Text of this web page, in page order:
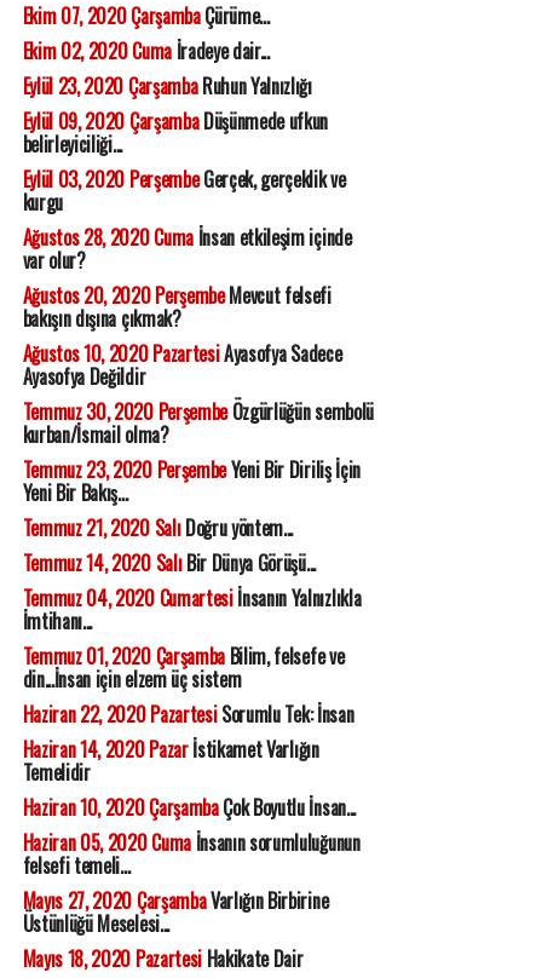
Ekim 07, 2020 ÇarşambaÇürüme...
Ekim 02, 2020 Cumaİradeye dair...
Eylül 23, 2020 ÇarşambaRuhun Yalnızlığı
Eylül 09, 2020 ÇarşambaDüşünmede ufkun
belirleyiciliği...
Eylül 03, 2020 PerşembeGerçek, gerçeklik ve
kurgu
Ağustos 28, 2020 Cumaİnsan etkileşim içinde
var olur?
Ağustos 20, 2020 PerşembeMevcut felsefi
bakışın dışına çıkmak?
Ağustos 10, 2020 PazartesiAyasofya Sadece
Ayasofya Değildir
Temmuz 30, 2020 PerşembeÖzgürlüğün sembolü
kurban/İsmail olma?
Temmuz 23, 2020 PerşembeYeni Bir Diriliş İçin
Yeni Bir Bakış...
Temmuz 21, 2020 SalıDoğru yöntem...
Temmuz 14, 2020 SalıBir Dünya Görüşü...
Temmuz 04, 2020 Cumartesiİnsanın Yalnızlıkla
İmtihanı...
Temmuz 01, 2020 ÇarşambaBilim, felsefe ve
din...İnsan için elzem üç sistem
Haziran 22, 2020 PazartesiSorumlu Tek: İnsan
Haziran 14, 2020 Pazarİstikamet Varlığın
Temelidir
Haziran 10, 2020 ÇarşambaÇok Boyutlu İnsan...
Haziran 05, 2020 Cumaİnsanın sorumluluğunun
felsefi temeli...
Mayıs 27, 2020 ÇarşambaVarlığın Birbirine
Üstünlüğü Meselesi...
Mayıs 18, 2020 PazartesiHakikate Dair